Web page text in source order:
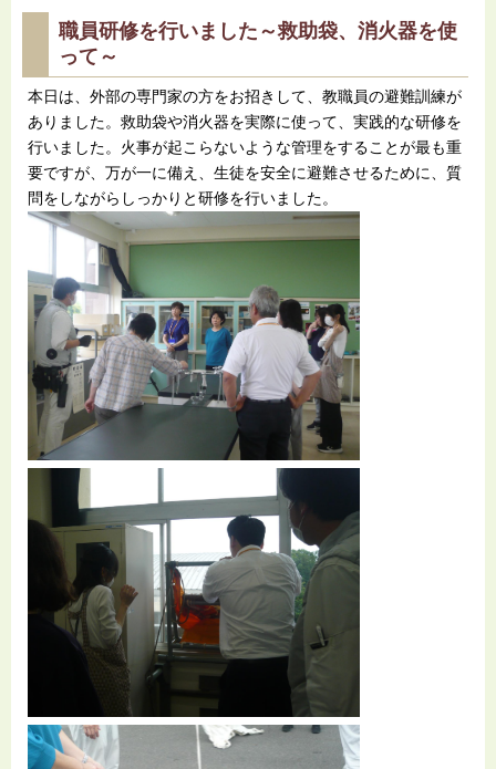
職員研修を行いました～救助袋、消火器を使
って～
本日は、外部の専門家の方をお招きして、教職員の避難訓練が
ありました。救助袋や消火器を実際に使って、実践的な研修を
行いました。火事が起こらないような管理をすることが最も重
要ですが、万が一に備え、生徒を安全に避難させるために、質
問をしながらしっかりと研修を行いました。